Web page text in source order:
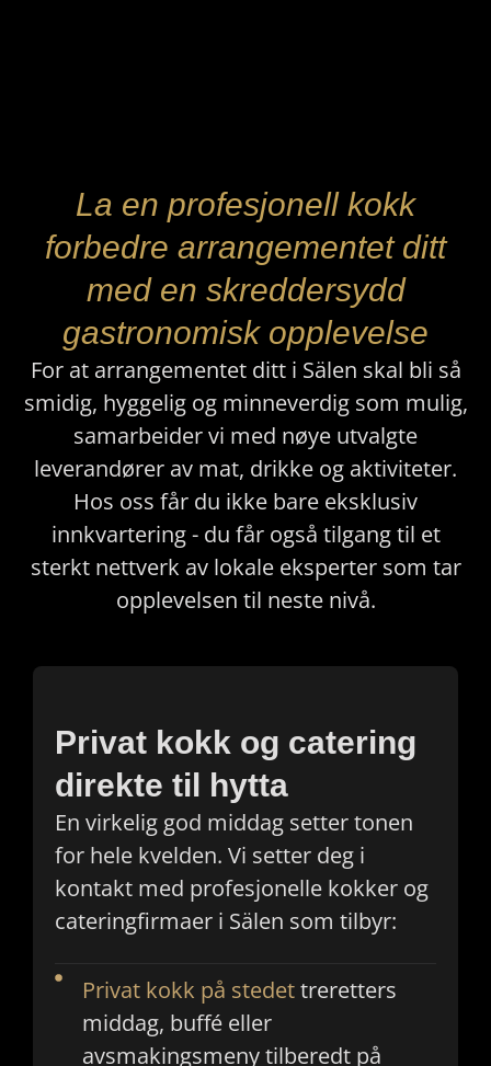
La en profesjonell kokk
forbedre arrangementet ditt
med en skreddersydd
gastronomisk opplevelse
For at arrangementet ditt i Sälen skal bli så
smidig, hyggelig og minneverdig som mulig,
samarbeider vi med nøye utvalgte
leverandører av mat, drikke og aktiviteter.
Hos oss får du ikke bare eksklusiv
innkvartering - du får også tilgang til et
sterkt nettverk av lokale eksperter som tar
opplevelsen til neste nivå.
Privat kokk og catering
direkte til hytta
En virkelig god middag setter tonen
for hele kvelden. Vi setter deg i
kontakt med profesjonelle kokker og
cateringfirmaer i Sälen som tilbyr:
Privat kokk på stedettreretters
middag, buffé eller
avsmakingsmeny tilberedt på